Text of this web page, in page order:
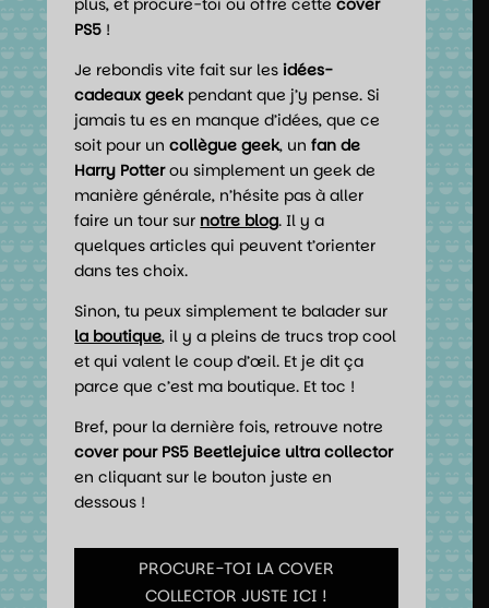
plus, et procure-toi ou offre cettecover
PS5 !
Je rebondis vite fait sur les idées-
cadeaux geek pendant que j’y pense. Si
jamais tu es en manque d’idées, que ce
soit pour uncollègue geek, unfan de
Harry Potterou simplement un geek de
manière générale, n’hésite pas à aller
faire un tour sur notre blog. Il y a
quelques articles qui peuvent t’orienter
dans tes choix.
Sinon, tu peux simplement te balader sur
la boutique, il y a pleins de trucs trop cool
et qui valent le coup d’œil. Et je dit ça
parce que c’est ma boutique. Et toc !
Bref, pour la dernière fois, retrouve notre
cover pour PS5 Beetlejuice ultra collector
en cliquant sur le bouton juste en
dessous !
PROCURE-TOI LA COVER
COLLECTOR JUSTE ICI !